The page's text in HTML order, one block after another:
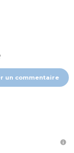
un commentaire